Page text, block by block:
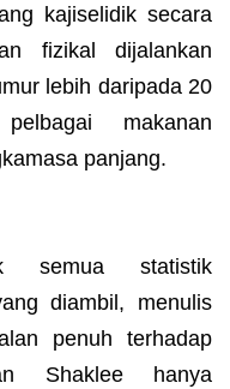
kajiselidik secara
fizikal dijalankan
lebih daripada 20
makanan
panjang.
semua statistik
diambil, menulis
penuh terhadap
Shaklee hanya